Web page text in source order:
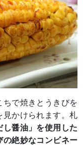
ちで焼きとうきびを
かけられます。札
し醤油」を使用した
絶妙なコンビネー